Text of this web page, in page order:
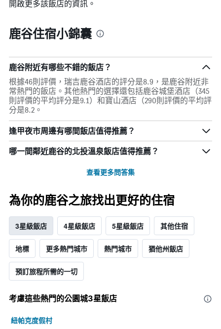
開啟更多該飯店的資訊。
鹿谷住宿小錦囊
鹿谷附近有哪些不錯的飯店？
根據46則評價，瑞吉鹿谷酒店的評分是8.9，是鹿谷附近非
常熱門的飯店。其他熱門的選擇還包括鹿谷城堡酒店（345
則評價的平均評分是9.1）和寶山酒店（290則評價的平均評
分是8.2。
逢甲夜市周邊有哪間飯店值得推薦？
哪一間鄰近鹿谷的北投溫泉飯店值得推薦？
查看更多問答集
為你的鹿谷之旅找出更好的住宿
3星級飯店 4星級飯店 5星級飯店 其他住宿
地標 更多熱門城市 熱門城市 猶他州飯店
預訂旅程所需的一切
考慮這些熱門的公園城3星​飯店
紐帕克度假村